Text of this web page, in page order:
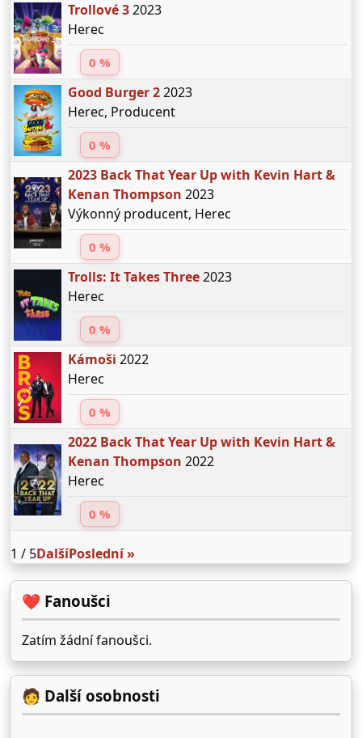
Trollové 32023
Herec
0 %
Good Burger 22023
Herec, Producent
0 %
2023 Back That Year Up with Kevin Hart &
Kenan Thompson 2023
Výkonný producent, Herec
0 %
Trolls: It Takes Three2023
Herec
0 %
Kámoši 2022
Herec
0 %
2022 Back That Year Up with Kevin Hart &
Kenan Thompson 2022
Herec
0 %
1 / 5DalšíPoslední »
❤️ Fanoušci
Zatím žádní fanoušci.
🧑 Další osobnosti